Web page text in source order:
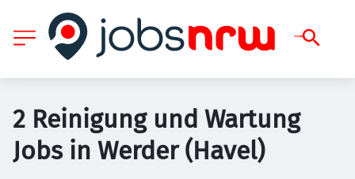
2 Reinigung und Wartung
Jobs in Werder (Havel)